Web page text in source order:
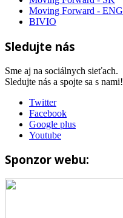
Moving Forward - ENG
BIVIO
Sledujte nás
Sme aj na sociálnych sieťach.
Sledujte nás a spojte sa s nami!
Twitter
Facebook
Google plus
Youtube
Sponzor webu: